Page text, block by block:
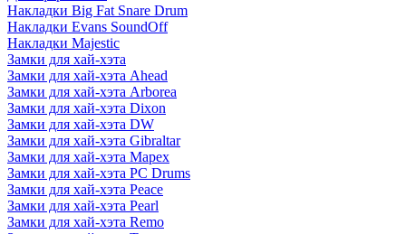
Накладки Big Fat Snare Drum
Накладки Evans SoundOff
Накладки Majestic
Замки для хай-хэта
Замки для хай-хэта Ahead
Замки для хай-хэта Arborea
Замки для хай-хэта Dixon
Замки для хай-хэта DW
Замки для хай-хэта Gibraltar
Замки для хай-хэта Mapex
Замки для хай-хэта PC Drums
Замки для хай-хэта Peace
Замки для хай-хэта Pearl
Замки для хай-хэта Remo